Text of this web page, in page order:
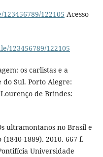
122105 Acesso
123456789/122105
os carlistas e a
Sul. Porto Alegre:
de Brindes:
ultramontanos no Brasil e
1889). 2010. 667 f.
Universidade